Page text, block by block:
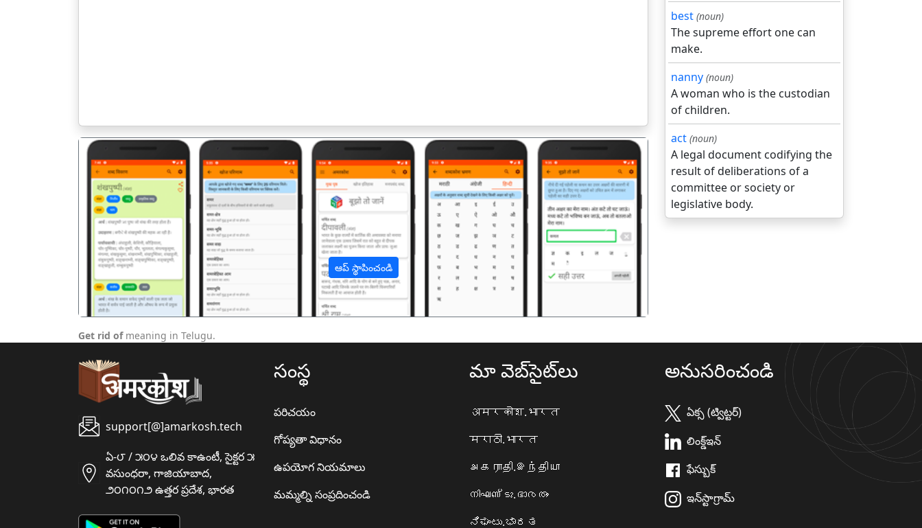
ఆప్ స్థాపించండి
पिछला अगला
best (noun)
The supreme effort one can
make.
nanny (noun)
A woman who is the custodian
of children.
act (noun)
A legal document codifying the
result of deliberations of a
committee or society or
legislative body.
Get rid ofmeaning in Telugu.
support[@]amarkosh.tech
ఏ-౮ / ౫౦౪ ఒలివ కాఉంటీ, సైక్టర ౫
వసుంధరా, గాజియాబాద,
౨౦౧౦౧౨ ఉత్తర ప్రదేశ, భారత
సంస్థ
పరిచయం
గోప్యతా విధానం
ఉపయోగ నియమాలు
మమ్మల్ని సంప్రదించండి
మా వెబ్‌సైట్‌లు
अमरकोश.भारत
मराठी.भारत
அகராதி.இந்தியா
നിഘണ്ടു.ഭാരതം
ನಿಘಂಟು.ಭಾರತ
అనుసరించండి
ఏక్స (ట్విట్టర్)
లింక్డ్ఇన్
ఫేస్బుక్
ఇన్‌స్టాగ్రామ్